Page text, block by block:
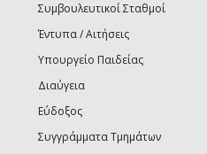
e-mail)
Συμβουλευτικοί Σταθμοί
Έντυπα / Αιτήσεις
Υπουργείο Παιδείας
Διαύγεια
Εύδοξος
Συγγράμματα Τμημάτων